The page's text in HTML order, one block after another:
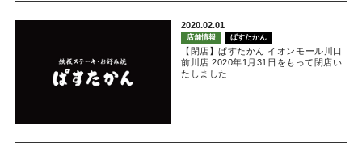
2020.02.01
店舗情報 ぱすたかん
【閉店】ぱすたかん イオンモール川口
前川店 2020年1月31日をもって閉店い
たしました